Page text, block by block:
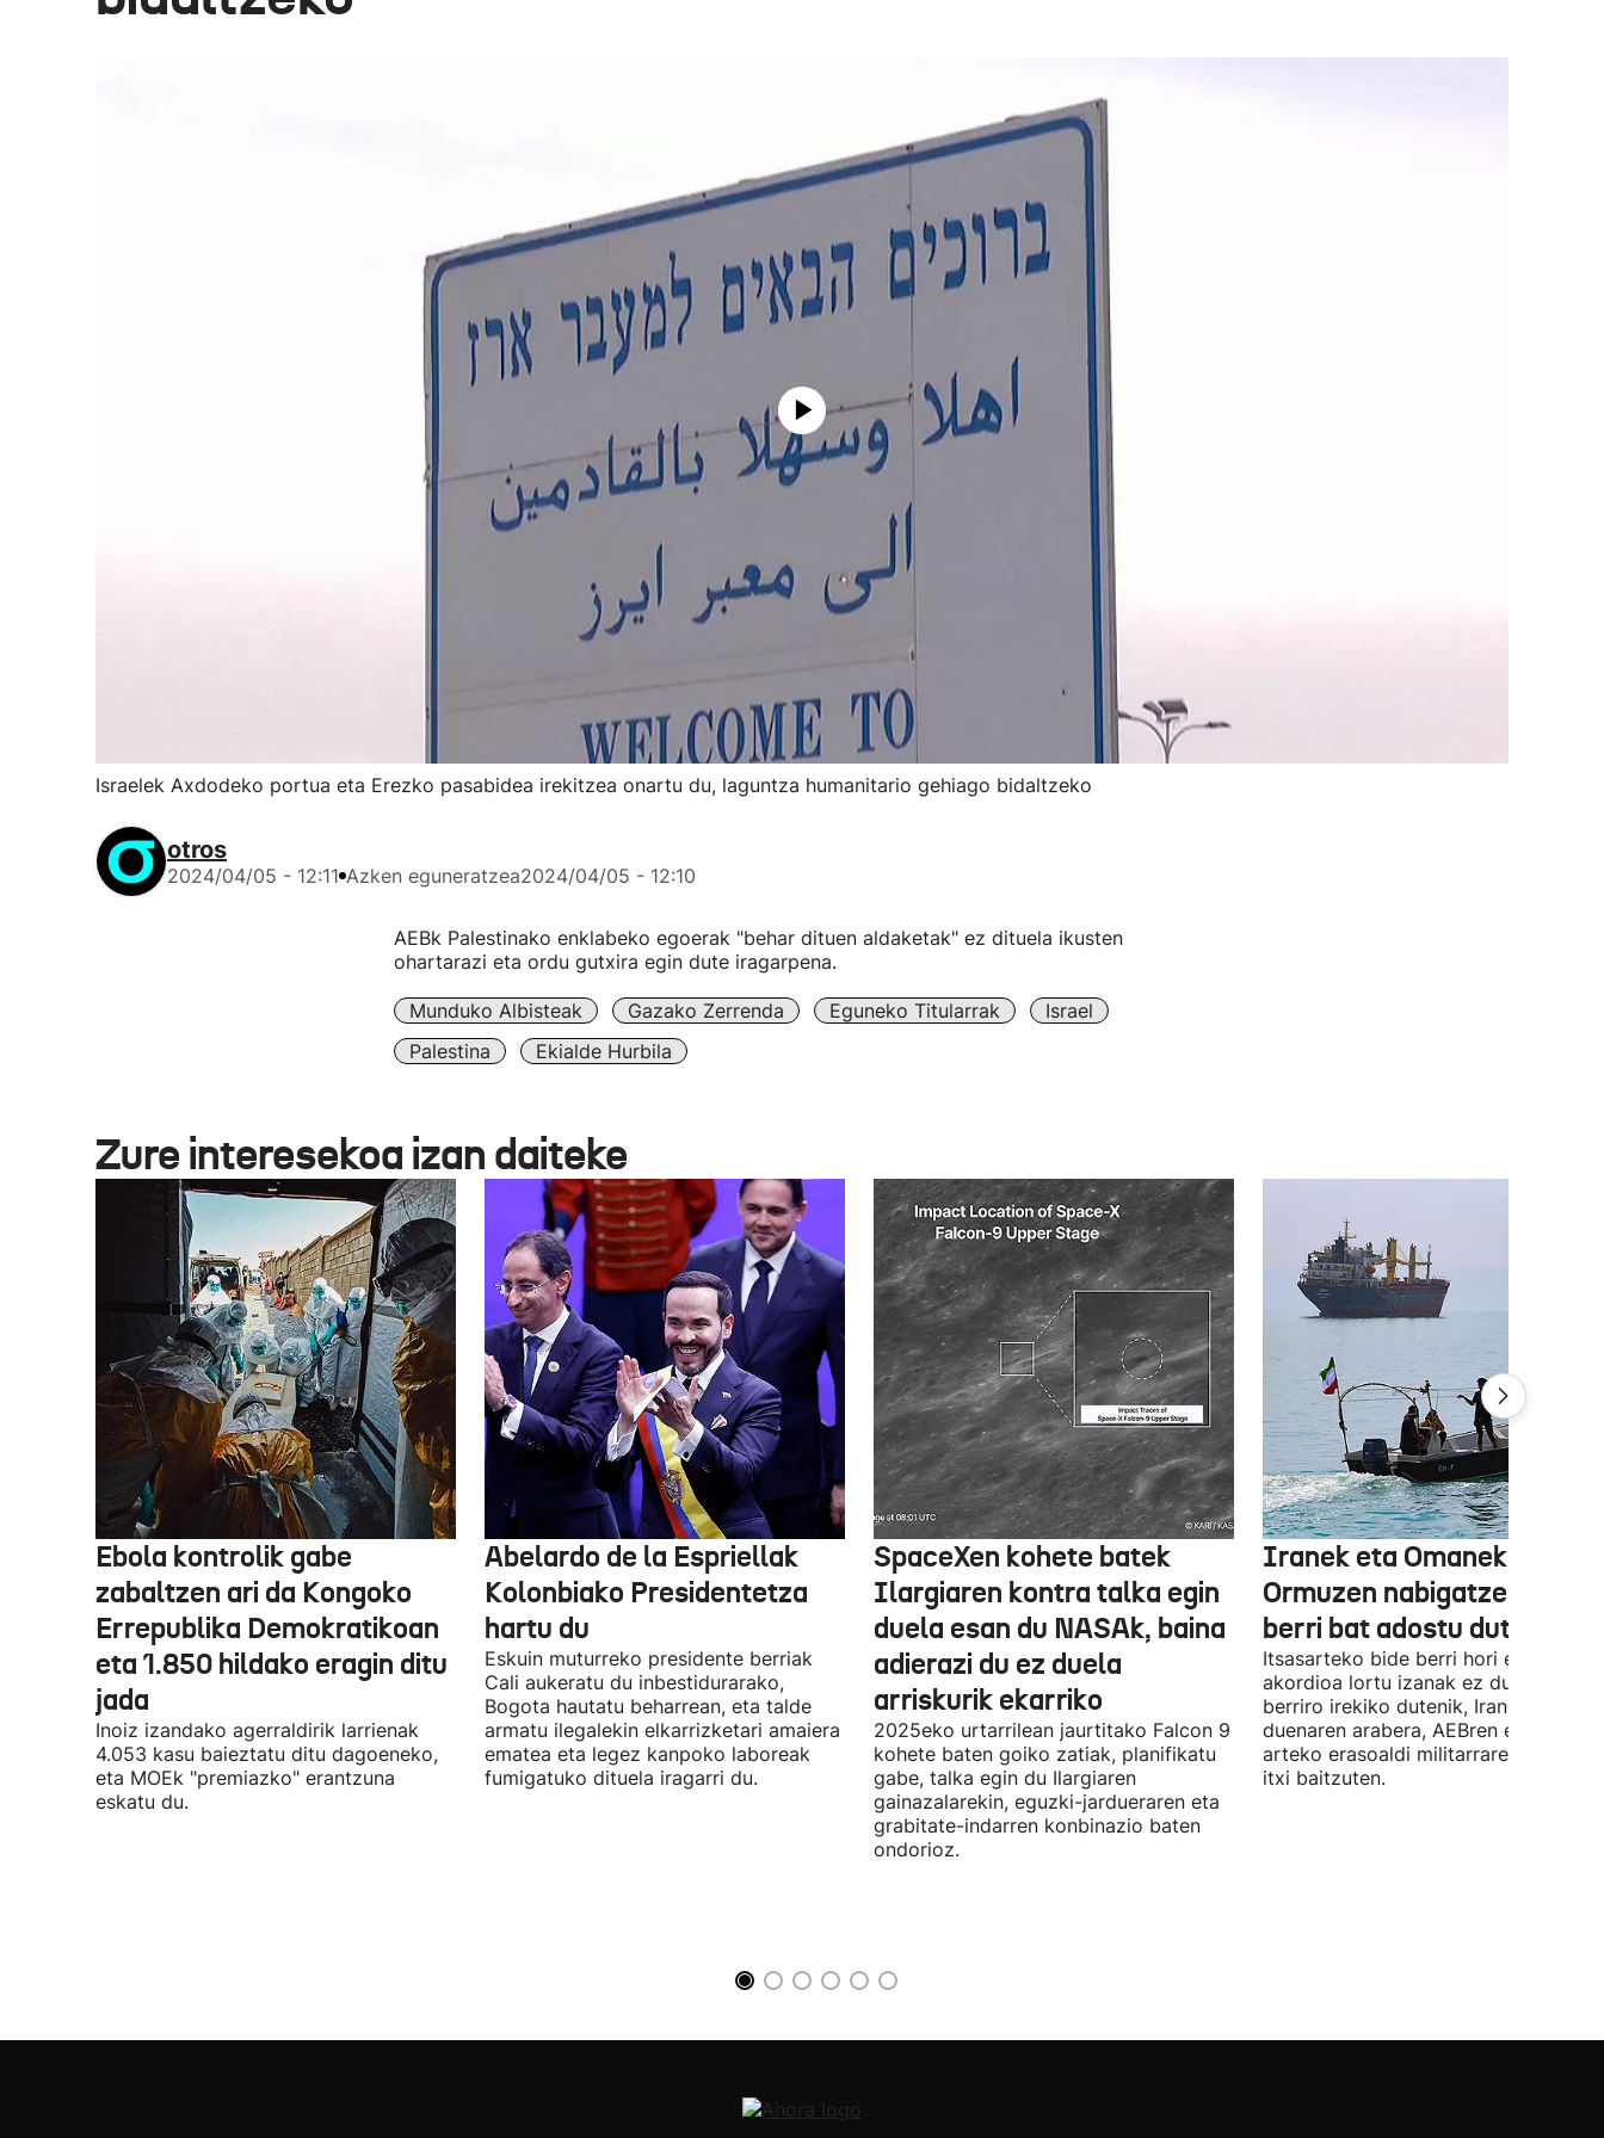
Israelek Axdodeko portua eta Erezko pasabidea irekitzea onartu du, laguntza humanitario gehiago bidaltzeko
otros
2024/04/05 - 12:11 Azken eguneratzea2024/04/05 - 12:10
AEBk Palestinako enklabeko egoerak "behar dituen aldaketak" ez dituela ikusten
ohartarazi eta ordu gutxira egin dute iragarpena.
Munduko Albisteak Gazako Zerrenda Eguneko Titularrak
Israel
Palestina
Ekialde Hurbila
Zure interesekoa izan daiteke
Ebola kontrolik gabe
zabaltzen ari da Kongoko
Errepublika Demokratikoan
eta 1.850 hildako eragin ditu
jada
Inoiz izandako agerraldirik larrienak
4.053 kasu baieztatu ditu dagoeneko,
eta MOEk "premiazko" erantzuna
eskatu du.
Abelardo de la Espriellak
Kolonbiako Presidentetza
hartu du
Eskuin muturreko presidente berriak
Cali aukeratu du inbestidurarako,
Bogota hautatu beharrean, eta talde
armatu ilegalekin elkarrizketari amaiera
ematea eta legez kanpoko laboreak
fumigatuko dituela iragarri du.
SpaceXen kohete batek
Ilargiaren kontra talka egin
duela esan du NASAk, baina
adierazi du ez duela
arriskurik ekarriko
2025eko urtarrilean jaurtitako Falcon 9
kohete baten goiko zatiak, planifikatu
gabe, talka egin du Ilargiaren
gainazalarekin, eguzki-jardueraren eta
grabitate-indarren konbinazio baten
ondorioz.
Iranek eta Omanek
Ormuzen nabigatzeko bide
berri bat adostu dute
Itsasarteko bide berri hori egiteko
akordioa lortu izanak ez du esan nahi
berriro irekiko dutenik, Iranek
duenaren arabera, AEBren eta
arteko erasoaldi militarraren
itxi baitzuten.